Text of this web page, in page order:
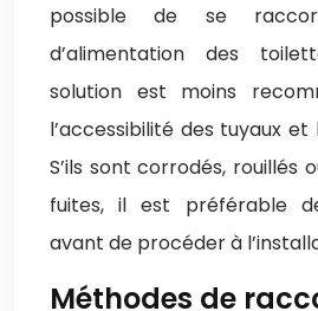
possible de se
d’alimentation des
solution est moins
l’accessibilité des tuyaux
S’ils sont corrodés, rouillés
fuites, il est préférable
avant de procéder à
Méthodes de